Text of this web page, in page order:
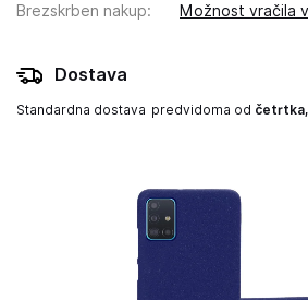
Brezskrben nakup: Možnost vračila
Dostava
Standardna dostava predvidoma od